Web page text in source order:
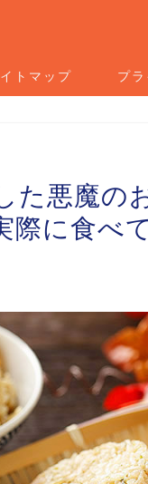
トマップ プ
た悪魔の
際に食べ